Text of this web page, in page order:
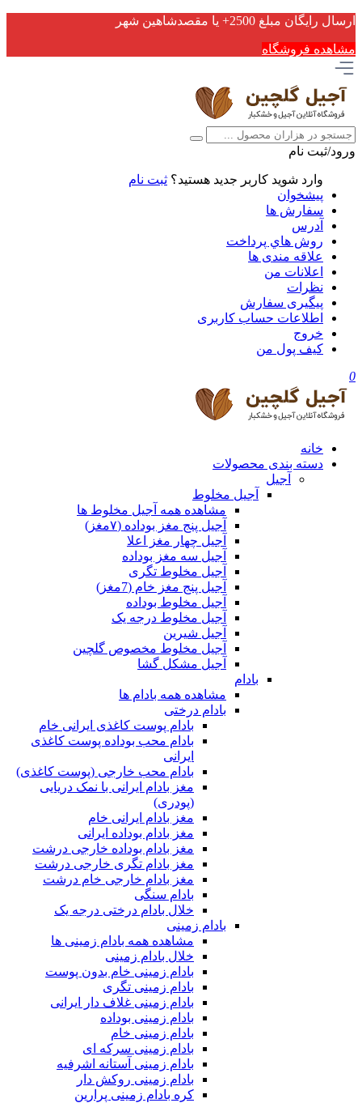
ارسال رایگان مبلغ 2500+ یا مقصدشاهین شهر
مشاهده فروشگاه
ورود/ثبت نام
وارد شوید کاربر جدید هستید؟ ثبت نام
پیشخوان
سفارش ها
آدرس
روش هاي پرداخت
علاقه مندی ها
اعلانات من
نظرات
پیگیری سفارش
اطلاعات حساب كاربری
خروج
کیف پول من
0
خانه
دسته بندی محصولات
آجیل
آجیل مخلوط
مشاهده همه آجیل مخلوط ها
آجیل پنج مغز بوداده (۷مغز)
آجیل چهار مغز اعلا
آجیل سه مغز بوداده
آجیل مخلوط تگری
آجیل پنج مغز خام (7مغز)
آجیل مخلوط بوداده
آجیل مخلوط درجه یک
آجیل شیرین
آجیل مخلوط مخصوص گلچین
آجیل مشکل گشا
بادام
مشاهده همه بادام ها
بادام درختی
بادام پوست کاغذی ایرانی خام
بادام محب بوداده پوست کاغذی
ایرانی
بادام محب خارجی (پوست کاغذی)
مغز بادام ایرانی با نمک دریایی
(پودری)
مغز بادام ایرانی خام
مغز بادام بوداده ایرانی
مغز بادام بوداده خارجی درشت
مغز بادام تگری خارجی درشت
مغز بادام خارجی خام درشت
بادام سنگی
خلال بادام درختی درجه یک
بادام زمینی
مشاهده همه بادام زمینی ها
خلال بادام زمینی
بادام زمینی خام بدون پوست
بادام زمینی تگری
بادام زمینی غلاف دار ایرانی
بادام زمینی بوداده
بادام زمینی خام
بادام زمینی سرکه ای
بادام زمینی آستانه اشرفیه
بادام زمینی روکش دار
کره بادام زمینی پرارین